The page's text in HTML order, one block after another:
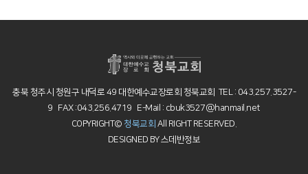
충북 청주시 청원구 내덕로 49 대한예수교장로회 청북교회 TEL : 043.257.3527-
9 FAX :043.256.4719 E-Mail : cbuk3527@hanmail.net
COPYRIGHT© 청북교회 All RIGHT RESERVED.
DESIGNED BY스데반정보